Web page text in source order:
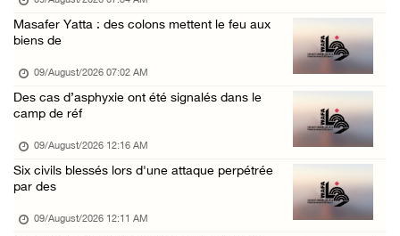
3 blessés par des balles d’occupation au nor ...
08/August/2026 09:20 AM
Masafer Yatta : des colons mettent le feu aux
biens de
09/August/2026 07:02 AM
Des cas d’asphyxie ont été signalés dans le
camp de réf
09/August/2026 12:16 AM
Six civils blessés lors d'une attaque perpétrée
par des
09/August/2026 12:11 AM